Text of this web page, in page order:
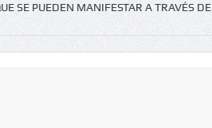
SE PUEDEN MANIFESTAR A TRAVÉS DE